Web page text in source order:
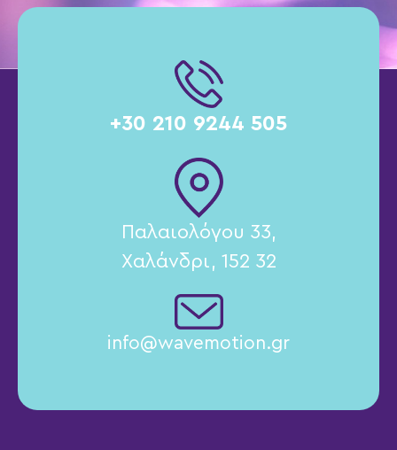
+30 210 9244 505
Παλαιολόγου 33,
Χαλάνδρι, 152 32
info@wavemotion.gr